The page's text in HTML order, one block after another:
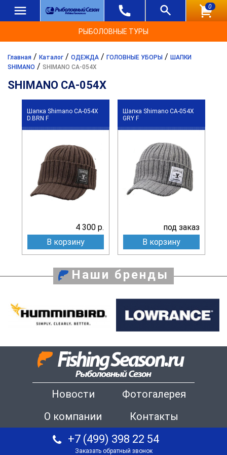
0
РЫБОЛОВНЫЕ ТУРЫ
Главная / Каталог / ОДЕЖДА / ГОЛОВНЫЕ УБОРЫ / ШАПКИ
SHIMANO / SHIMANO CA-054X
SHIMANO CA-054X
Шапка Shimano CA-054X
D.BRN F
4 300 р.
В корзину
Шапка Shimano CA-054X
GRY F
под заказ
В корзину
Наши бренды
Новости
Фотогалерея
О компании
Контакты
+7 (499) 398 22 54
Заказать обратный звонок